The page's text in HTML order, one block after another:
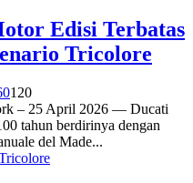
Edisi Terbatas
Tricolore
0120
– 25 April 2026 — Ducati
tahun berdirinya dengan
del Made...